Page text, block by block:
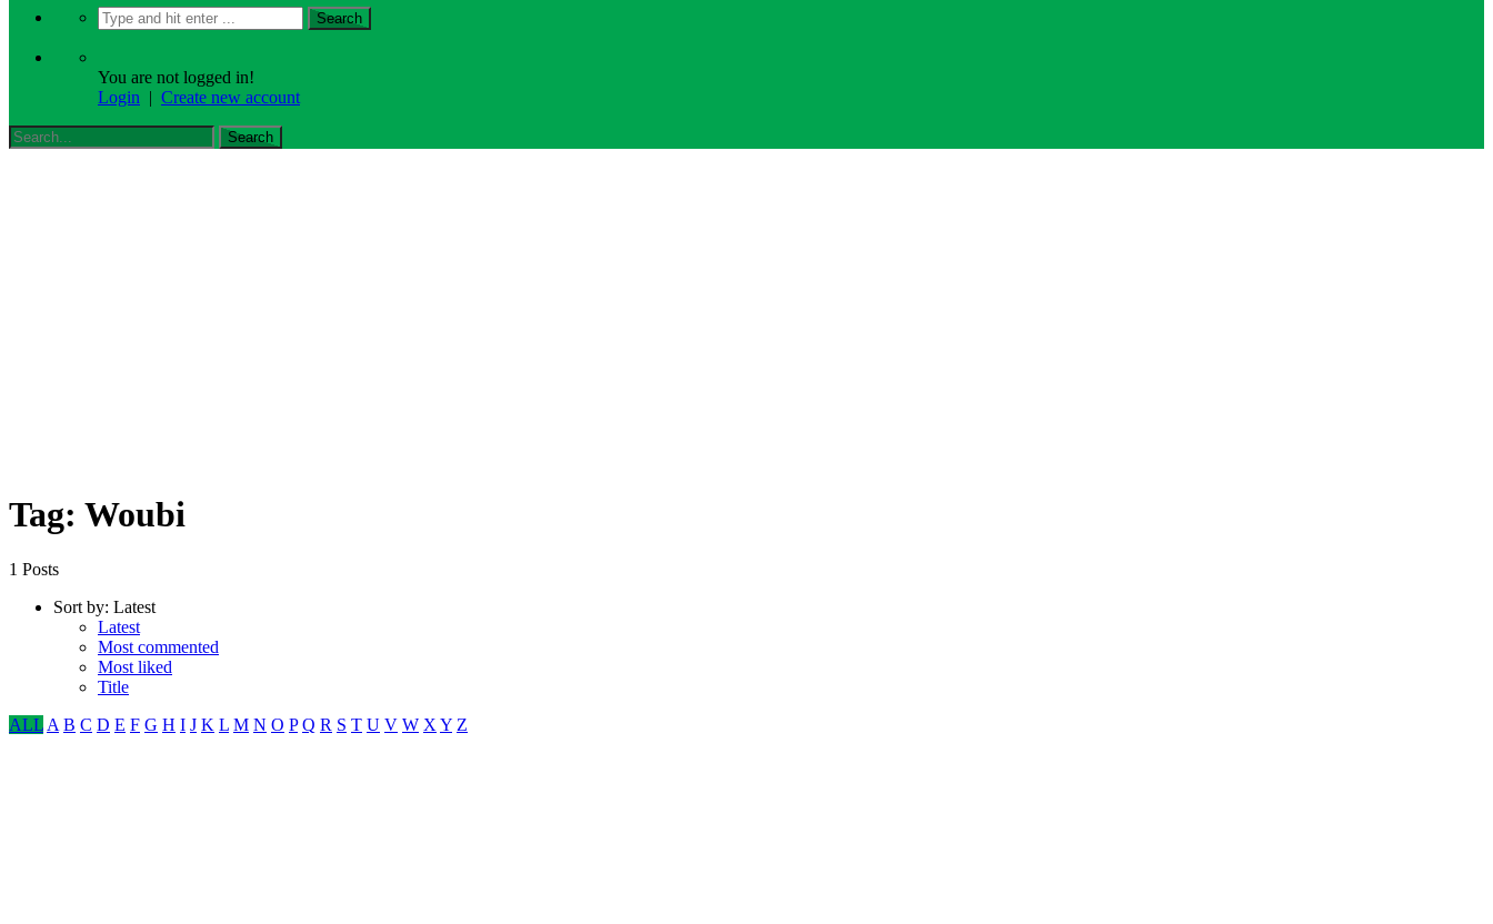
You are not logged in!
Login | Create new account
Tag: Woubi
1 Posts
Sort by: Latest
Latest
Most commented
Most liked
Title
ALL A B C D E F G H I J K L M N O P Q R S T U V W X Y Z